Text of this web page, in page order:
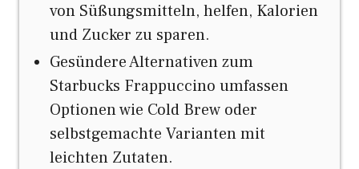
von Süßungsmitteln, helfen, Kalorien
und Zucker zu sparen.
Gesündere Alternativen zum
Starbucks Frappuccino umfassen
Optionen wie Cold Brew oder
selbstgemachte Varianten mit
leichten Zutaten.